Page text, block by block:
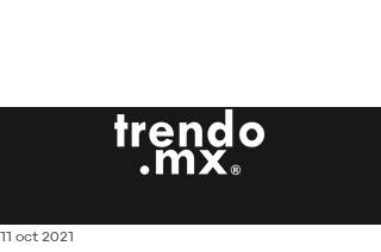
11 oct 2021